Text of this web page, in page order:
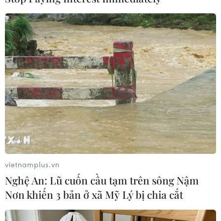
#Dâm ô #Khởi tố bị can
#Nguyễn Hữu Linh
#Chung cư Galaxy 9
#Viện phó Viện Kiểm sát
Tp. Hồ Chí Minh
Theo dõi VietnamPlus
TIN LIÊN QUAN
vietnamplus.vn
Nghệ An: Lũ cuốn cầu tạm trên sông Nậm
Nơn khiến 3 bản ở xã Mỹ Lý bị chia cắt